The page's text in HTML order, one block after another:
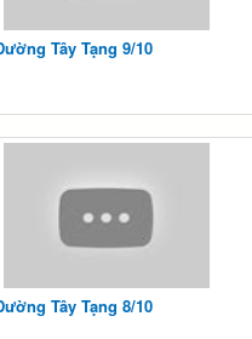
Tây Tạng 9/10
Tây Tạng 8/10